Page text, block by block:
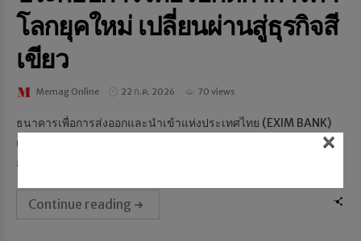
โลกยุคใหม่ เปลี่ยนผ่านสู่ธุรกิจสี
เขียว
Memag Online 22 ก.ค. 2026 70 views
ธนาคารเพื่อการส่งออกและนำเข้าแห่งประเทศไทย (EXIM BANK)
เดินหน้าพัฒนาผลิตภัณฑ์ทางการเงินและบริการด้านความยั่งยืนเพื่อ
สนับสนุนผู้ประกอบการไทย โดยเฉพาะ SMEs ให้พร้...
Continue reading
×